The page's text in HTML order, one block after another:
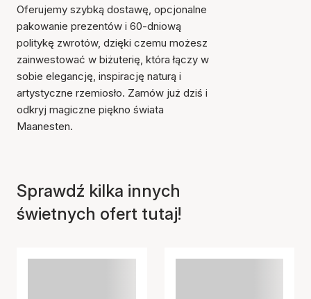
Oferujemy szybką dostawę, opcjonalne
pakowanie prezentów i 60-dniową
politykę zwrotów, dzięki czemu możesz
zainwestować w biżuterię, która łączy w
sobie elegancję, inspirację naturą i
artystyczne rzemiosło. Zamów już dziś i
odkryj magiczne piękno świata
Maanesten.
Sprawdź kilka innych
świetnych ofert tutaj!